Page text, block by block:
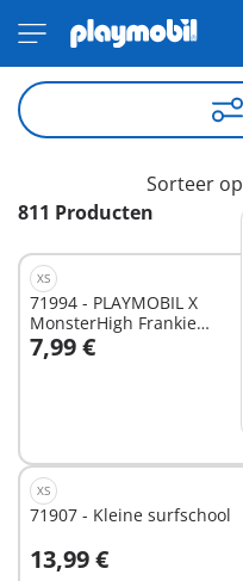
811 Producten
Sorteer op
XS
71994 - PLAYMOBIL X
MonsterHigh Frankie
Stein™
7,99 €
In winkelwagen
XS
71907 - Kleine surfschool
13,99 €
In winkelwagen